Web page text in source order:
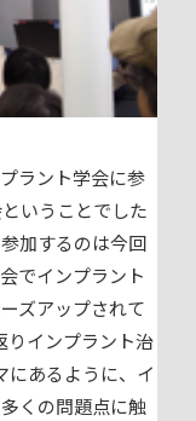
ラント学会に参
いうことでした
加するのは今回
でインプラント
ズアップされて
りインプラント治
にあるように、イ
くの問題点に触